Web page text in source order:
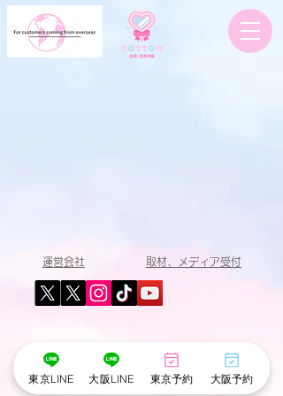
運営会社 取材、​メディア受付​
東京LINE 大阪LINE 東京予約 大阪予約